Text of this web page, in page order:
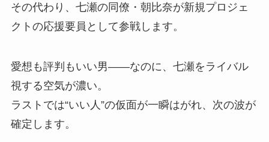
その代わり、七瀬の同僚・朝比奈が新規プロジェ
クトの応援要員として参戦します。
愛想も評判もいい男――なのに、七瀬をライバル
視する空気が濃い。
ラストでは“いい人”の仮面が一瞬はがれ、次の波が
確定します。